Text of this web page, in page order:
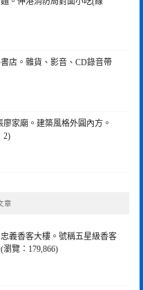
店。雜貨、影音、CD錄音帶
廖家廟。建築風格外圓內方。
2)
章
義香客大樓。號稱五星級香客
覽：179,866)